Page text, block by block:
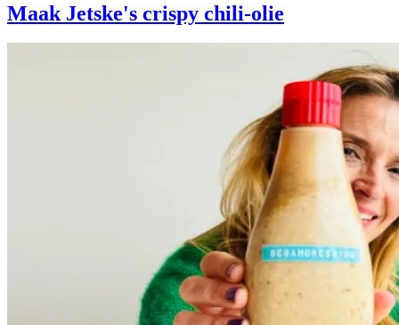
Maak Jetske's crispy chili-olie